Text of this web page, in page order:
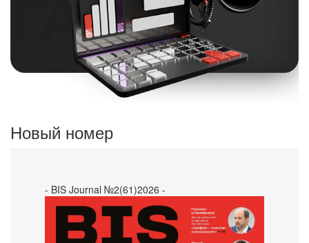
Новый номер
- BIS Journal №2(61)2026 -